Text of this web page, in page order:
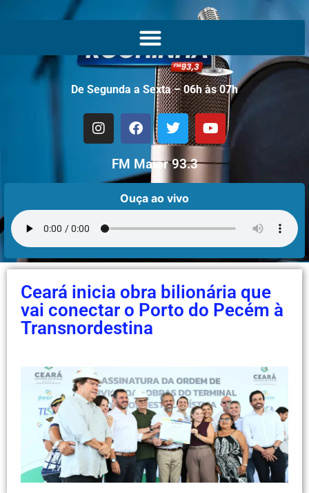
De Segunda a Sexta – 06h às 07h
FM Maior 93.3
Ouça ao vivo
Ceará inicia obra bilionária que
vai conectar o Porto do Pecém à
Transnordestina